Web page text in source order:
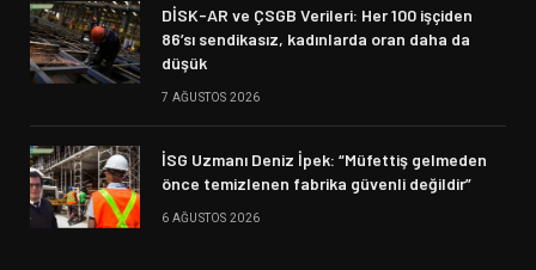
DİSK-AR ve ÇSGB Verileri: Her 100 işçiden
86’sı sendikasız, kadınlarda oran daha da
düşük
7 AĞUSTOS 2026
İSG Uzmanı Deniz İpek: “Müfettiş gelmeden
önce temizlenen fabrika güvenli değildir”
6 AĞUSTOS 2026